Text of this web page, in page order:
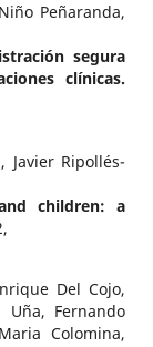
Peñaranda,
segura
clínicas.
Javier Ripollés-
children: a
,
Del Cojo,
Uña, Fernando
Colomina,